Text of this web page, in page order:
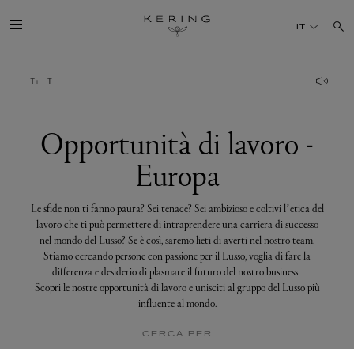
lavoro
SOSTENIBILITÀ
FINANCE
MEDIA
IT
Opportunità di lavoro -
Europa
Le sfide non ti fanno paura? Sei tenace? Sei ambizioso e coltivi l’etica del
lavoro che ti può permettere di intraprendere una carriera di successo
nel mondo del Lusso? Se è così, saremo lieti di averti nel nostro team.
Stiamo cercando persone con passione per il Lusso, voglia di fare la
differenza e desiderio di plasmare il futuro del nostro business.
Scopri le nostre opportunità di lavoro e unisciti al gruppo del Lusso più
influente al mondo.
CERCA PER